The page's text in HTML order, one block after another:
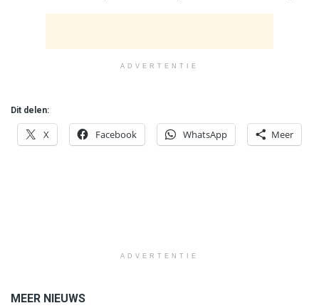
ADVERTENTIE
Dit delen:
X Facebook WhatsApp Meer
ADVERTENTIE
MEER NIEUWS